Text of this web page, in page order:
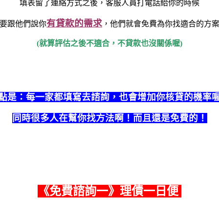
填表留了連絡方式之後，客服人員打電話給你的時候
跟他們說你有貸款的需求 ，他們就會免費為你找適合的方
(就算評估之後不適合，不貸款也沒關係喔)
是：每一家都填寫去諮詢，也會增加你核貸的機率
同時很多人在幫你找方法啊！而且還是免費的！
《免費諮詢一》理債一日便